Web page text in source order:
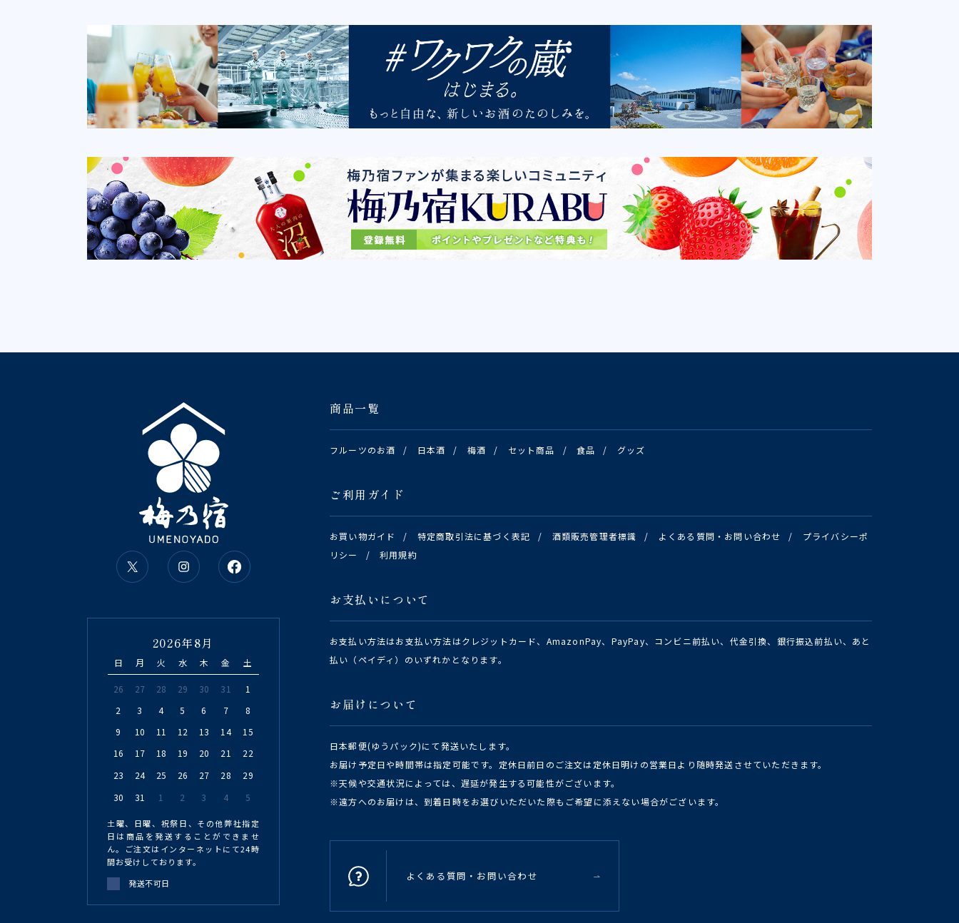
商品一覧
フルーツのお酒 / 日本酒 / 梅酒 / セット商品 / 食品 / グッズ
ご利用ガイド
お買い物ガイド / 特定商取引法に基づく表記 / 酒類販売管理者標識 / よくある質問・お問い合わせ /
プライバシーポ
リシー
/ 利用規約
お支払いについて
お支払い方法はお支払い方法はクレジットカード、AmazonPay、PayPay、コンビニ前払い、代金引換、銀行振込前払い、あと
払い（ペイディ）のいずれかとなります。
お届けについて
日本郵便(ゆうパック)にて発送いたします。
お届け予定日や時間帯は指定可能です。定休日前日のご注文は定休日明けの営業日より随時発送させていただきます。
※天候や交通状況によっては、遅延が発生する可能性がございます。
※遠方へのお届けは、到着日時をお選びいただいた際もご希望に添えない場合がございます。
よくある質問・お問い合わせ
2026年8月
日 月 火 水 木 金 土
26 27 28 29 30 31
1
2
3 4 5 6 7
8
9
10 11 12 13 14
15
16
17 18 19 20 21
22
23
24 25 26 27 28
29
30
31 1 2 3 4 5
土曜、日曜、祝祭日、その他弊社指定
日は商品を発送することができませ
ん。ご注文はインターネットにて24時
間お受けしております。
発送不可日